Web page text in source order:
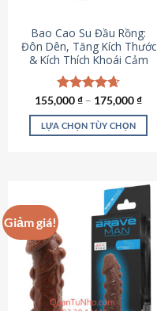
chọn
trên
trang
sản
phẩm
Bao Cao Su Đầu Rồng:
Đôn Dên, Tăng Kích Thước
& Kích Thích Khoái Cảm
Được xếp
hạng4.69
5 sao
155,000₫ – 175,000₫
LỰA CHỌN TÙY CHỌN
nhiều
biến
thể.
Các
tùy
chọn
Giảm giá!